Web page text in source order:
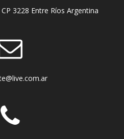
3228 Entre Ríos Argentina